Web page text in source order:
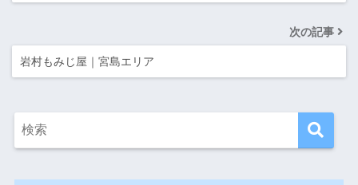
次の記事
岩村もみじ屋｜宮島エリア